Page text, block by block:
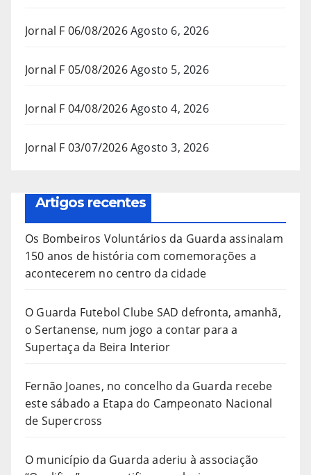
Jornal F 06/08/2026Agosto 6, 2026
Jornal F 05/08/2026Agosto 5, 2026
Jornal F 04/08/2026Agosto 4, 2026
Jornal F 03/07/2026Agosto 3, 2026
Artigos recentes
Os Bombeiros Voluntários da Guarda assinalam
150 anos de história com comemorações a
acontecerem no centro da cidade
O Guarda Futebol Clube SAD defronta, amanhã,
o Sertanense, num jogo a contar para a
Supertaça da Beira Interior
Fernão Joanes, no concelho da Guarda recebe
este sábado a Etapa do Campeonato Nacional
de Supercross
O município da Guarda aderiu à associação